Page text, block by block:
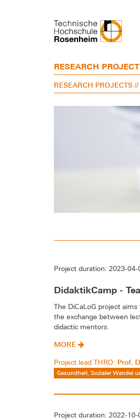
RESEARCH
RESEARCH PROJECTS //
Project duration: 2023-
DidaktikCamp -
The DiCaLoG project
the exchange between
didactic mentors.
MORE
Project lead THRO: Prof.
Gesundheit, Sozialer Wandel
Project duration: 2022-